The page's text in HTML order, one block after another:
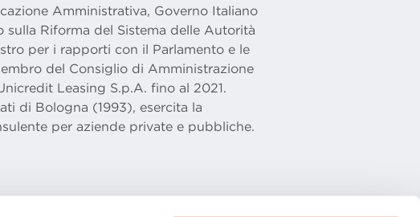
Amministrativa, Governo Italiano
sulla Riforma del Sistema delle Autorità
per i rapporti con il Parlamento e le
del Consiglio di Amministrazione
Leasing S.p.A. fino al 2021.
di Bologna (1993), esercita la
per aziende private e pubbliche.